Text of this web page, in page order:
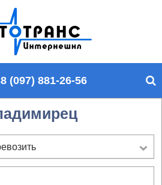
п
й
(097) 881-26-56